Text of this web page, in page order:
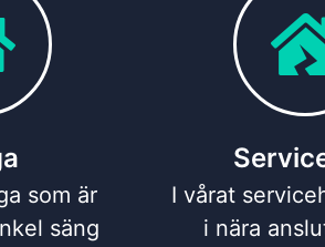
som är
säng
I vårat
i nära